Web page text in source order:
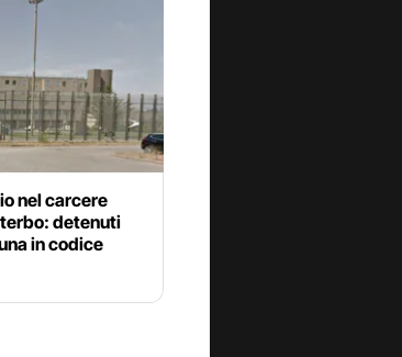
nel carcere
detenuti
in codice